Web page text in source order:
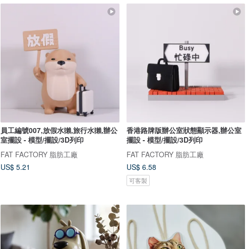
員工編號007,放假水獺,旅行水獺,辦公
室擺設 - 模型/擺設/3D列印
FAT FACTORY 脂肪工廠
US$ 5.21
香港路牌版辦公室狀態顯示器,辦公室
擺設 - 模型/擺設/3D列印
FAT FACTORY 脂肪工廠
US$ 6.58
可客製